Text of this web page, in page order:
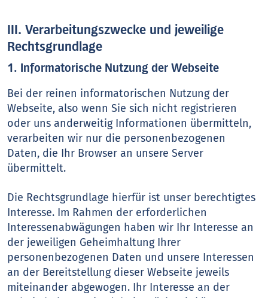
III. Verarbeitungszwecke und jeweilige
Rechtsgrundlage
1. Informatorische Nutzung der Webseite
Bei der reinen informatorischen Nutzung der
Webseite, also wenn Sie sich nicht registrieren
oder uns anderweitig Informationen übermitteln,
verarbeiten wir nur die personenbezogenen
Daten, die Ihr Browser an unsere Server
übermittelt.
Die Rechtsgrundlage hierfür ist unser berechtigtes
Interesse. Im Rahmen der erforderlichen
Interessenabwägungen haben wir Ihr Interesse an
der jeweiligen Geheimhaltung Ihrer
personenbezogenen Daten und unsere Interessen
an der Bereitstellung dieser Webseite jeweils
miteinander abgewogen. Ihr Interesse an der